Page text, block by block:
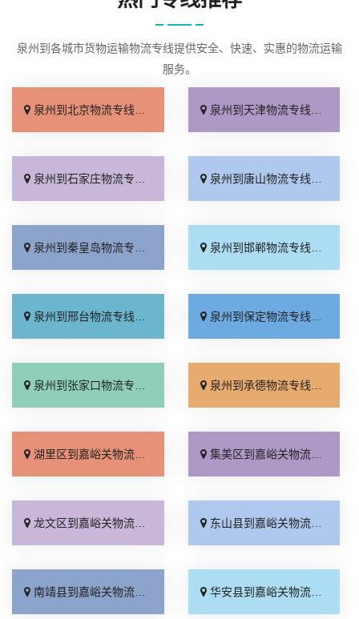
泉州到各城市货物运输物流专线提供安全、快速、实惠的物流运输
服务。
泉州到北京物流专线_几天到达「按时送达」 泉州到天津物流专线_运价查询「实时跟踪 」
泉州到石家庄物流专线_无需中转「来电咨询」 泉州到唐山物流专线_直达特快专线「市县闪送」
泉州到秦皇岛物流专线_直通专线「高效快运」 泉州到邯郸物流专线_合理收费「零担配货」
泉州到邢台物流专线_天天发车「高速快运」 泉州到保定物流专线_快运有保障「一站直达」
泉州到张家口物流专线_直达特快专线「门到门接送」 泉州到承德物流专线_直达到站「运费多少」
湖里区到嘉峪关物流专线_放心物流「一站直达」 集美区到嘉峪关物流专线_门到门接送「每日发车」
龙文区到嘉峪关物流专线_实时跟踪 「运价实惠」 东山县到嘉峪关物流专线_计费标准「全境配送」
南靖县到嘉峪关物流专线_收费介绍「资质齐全」 华安县到嘉峪关物流专线_全程定位「多少公里」